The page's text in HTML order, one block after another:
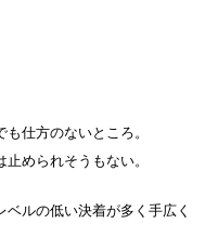
仕方のないところ。
められそうもない。
ルの低い決着が多く手広く